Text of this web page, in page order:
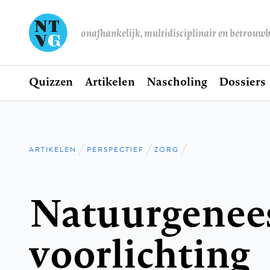
onafhankelijk, multidisciplinair en
Hoofdnavigatie
Home
Quizzen Artikelen Nascholing Dossiers
Kruimelpad
ARTIKELEN PERSPECTIEF ZORG
voorlichting